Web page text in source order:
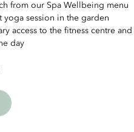
from our Spa Wellbeing menu
yoga session in the garden
access to the fitness centre
day